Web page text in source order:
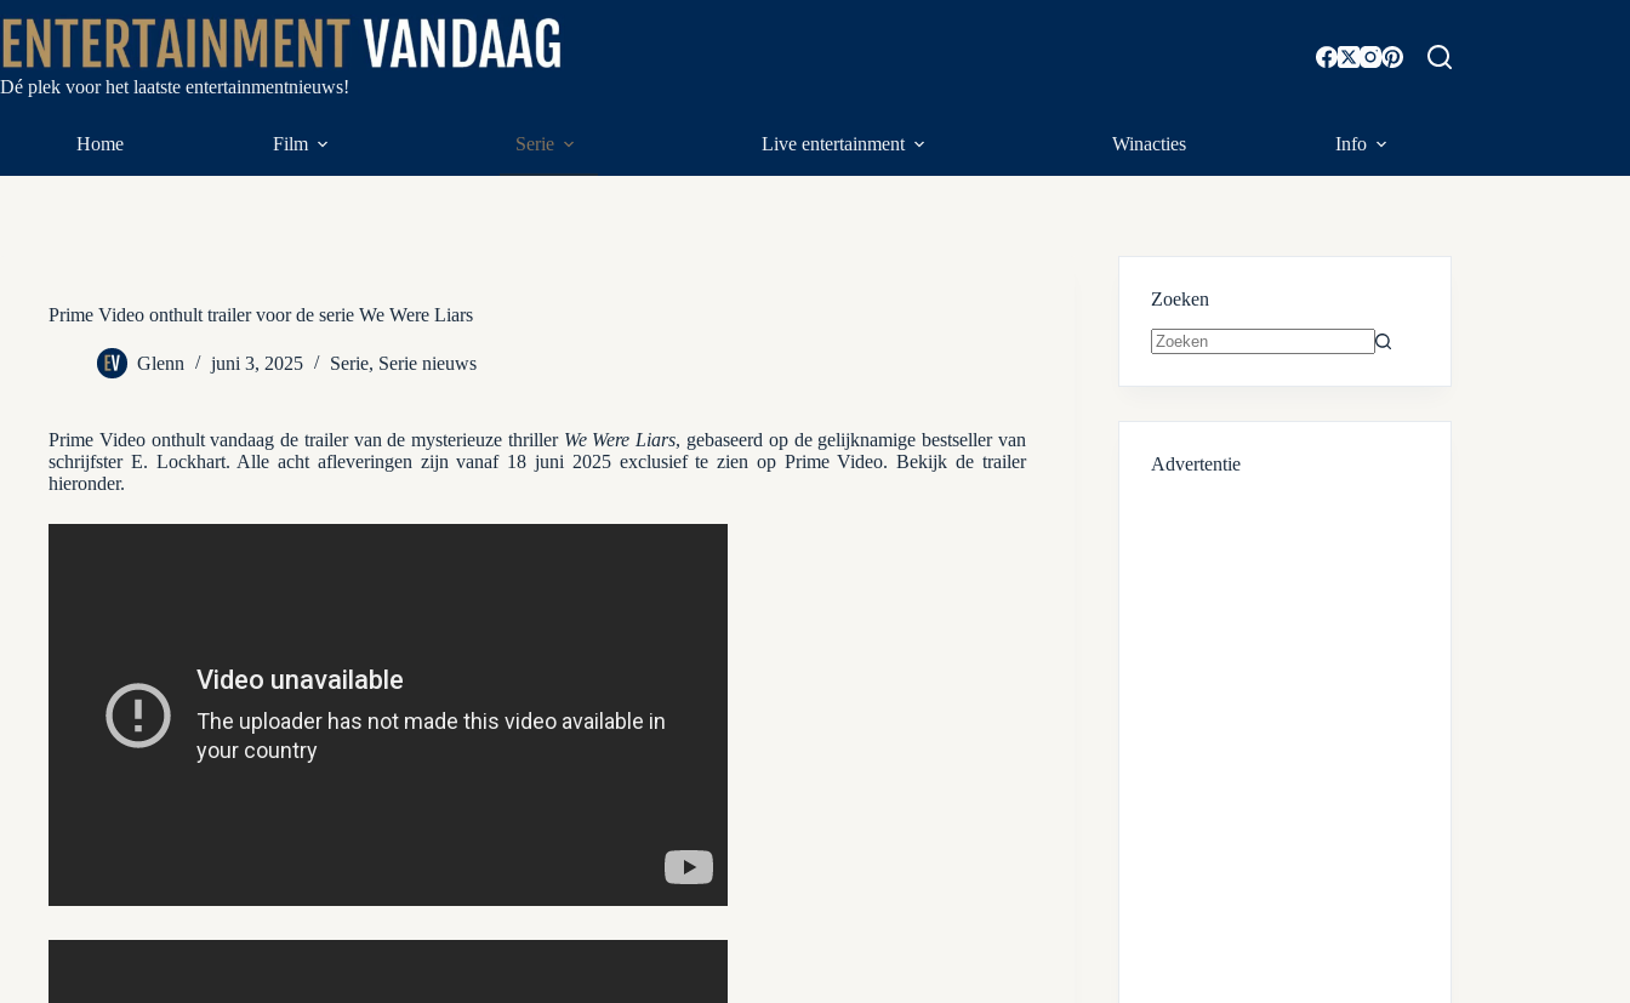
naar
de
inhoud
Dé plek voor het laatste entertainmentnieuws!
Home Film Serie Live entertainment Winacties Info
Prime Video onthult trailer voor de serie We Were Liars
Glenn juni 3, 2025 Serie, Serie nieuws
Prime Video onthult vandaag de trailer van de mysterieuze thriller We Were Liars, gebaseerd op de gelijknamige bestseller van
schrijfster E. Lockhart. Alle acht afleveringen zijn vanaf 18 juni 2025 exclusief te zien op Prime Video. Bekijk de trailer
hieronder.
Zoeken
resultaten
Advertentie